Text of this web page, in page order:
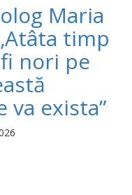
Maria
timp
nori pe
va exista”